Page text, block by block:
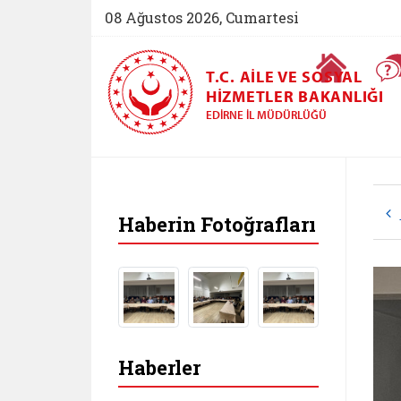
08 Ağustos 2026, Cumartesi
Ana Sayfa
T.C. AILE VE SOSYAL
HIZMETLER BAKANLIĞI
EDIRNE İL MÜDÜRLÜĞÜ
Haberin Fotoğrafları
Haberler